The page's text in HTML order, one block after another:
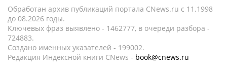
Обработан архив публикаций портала CNews.ru c 11.1998
до 08.2026 годы.
Ключевых фраз выявлено - 1462777, в очереди разбора -
724883.
Создано именных указателей - 199002.
Редакция Индексной книги CNews - book@cnews.ru